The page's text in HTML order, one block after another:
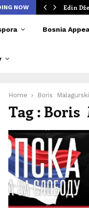
NOW Edin
Bosnia
Home Boris Malagurski
Tag :